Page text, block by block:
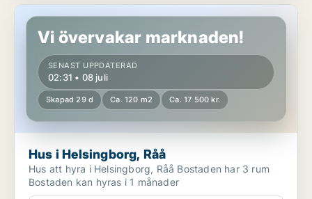
Hus i Helsingborg, Råå
Vi övervakar marknaden!
SENAST UPPDATERAD
02:31 • 08 juli
Skapad 29 d Ca. 120 m2 Ca. 17 500 kr.
Hus i Helsingborg, Råå
Hus att hyra i Helsingborg, Råå Bostaden har 3 rum
Bostaden kan hyras i 1 månader